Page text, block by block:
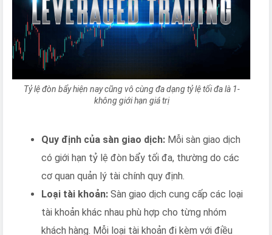
Tỷ lệ đòn bẩy hiện nay cũng vô cùng đa dạng tỷ lệ tối đa là 1-
không giới hạn giá trị
Quy định của sàn giao dịch: Mỗi sàn giao dịch
có giới hạn tỷ lệ đòn bẩy tối đa, thường do các
cơ quan quản lý tài chính quy định.
Loại tài khoản: Sàn giao dịch cung cấp các loại
tài khoản khác nhau phù hợp cho từng nhóm
khách hàng. Mỗi loại tài khoản đi kèm với điều